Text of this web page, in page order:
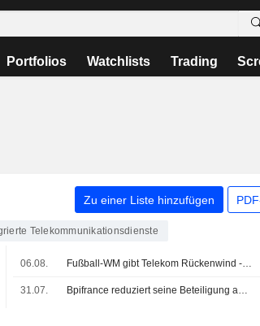
Portfolios Watchlists Trading
Zu einer Liste hinzufügen
Telekommunikationsdienste
06.08. Fußball-WM gibt Telekom Rückenwind - Aktienrückkauf ausgeweitet
31.07. Bpifrance reduziert seine Beteiligung an Orange über ein beschleunigtes Platzierungsverfahren